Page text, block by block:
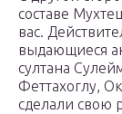
составе
вас.
выдающиеся
султана
Феттахоглу,
сделали свою